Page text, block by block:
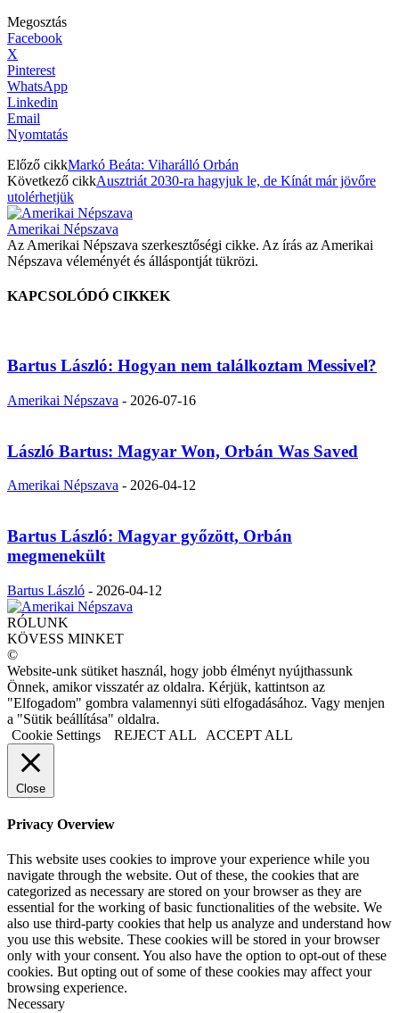
Megosztás
Facebook
X
Pinterest
WhatsApp
Linkedin
Email
Nyomtatás
Előző cikkMarkó Beáta: Viharálló Orbán
Következő cikkAusztriát 2030-ra hagyjuk le, de Kínát már jövőre
utolérhetjük
Amerikai Népszava
Az Amerikai Népszava szerkesztőségi cikke. Az írás az Amerikai
Népszava véleményét és álláspontját tükrözi.
KAPCSOLÓDÓ CIKKEK
Bartus László: Hogyan nem találkoztam Messivel?
Amerikai Népszava - 2026-07-16
László Bartus: Magyar Won, Orbán Was Saved
Amerikai Népszava - 2026-04-12
Bartus László: Magyar győzött, Orbán
megmenekült
Bartus László - 2026-04-12
RÓLUNK
KÖVESS MINKET
©
Website-unk sütiket használ, hogy jobb élményt nyújthassunk
Önnek, amikor visszatér az oldalra. Kérjük, kattintson az
"Elfogadom" gombra valamennyi süti elfogadásához. Vagy menjen
a "Sütik beállítása" oldalra.
Cookie Settings
REJECT ALL ACCEPT ALL
Close
Privacy Overview
This website uses cookies to improve your experience while you
navigate through the website. Out of these, the cookies that are
categorized as necessary are stored on your browser as they are
essential for the working of basic functionalities of the website. We
also use third-party cookies that help us analyze and understand how
you use this website. These cookies will be stored in your browser
only with your consent. You also have the option to opt-out of these
cookies. But opting out of some of these cookies may affect your
browsing experience.
Necessary